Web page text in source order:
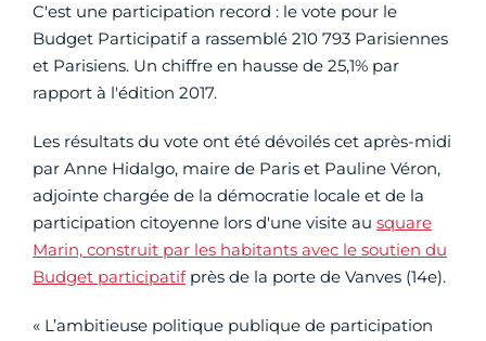
C'est une participation record : le vote pour le
Budget Participatif a rassemblé 210 793 Parisiennes
et Parisiens. Un chiffre en hausse de 25,1% par
rapport à l'édition 2017.
Les résultats du vote ont été dévoilés cet après-midi
par Anne Hidalgo, maire de Paris et Pauline Véron,
adjointe chargée de la démocratie locale et de la
participation citoyenne lors d'une visite au square
Marin, construit par les habitants avec le soutien du
Budget participatifprès de la porte de Vanves (14e).
« L’ambitieuse politique publique de participation